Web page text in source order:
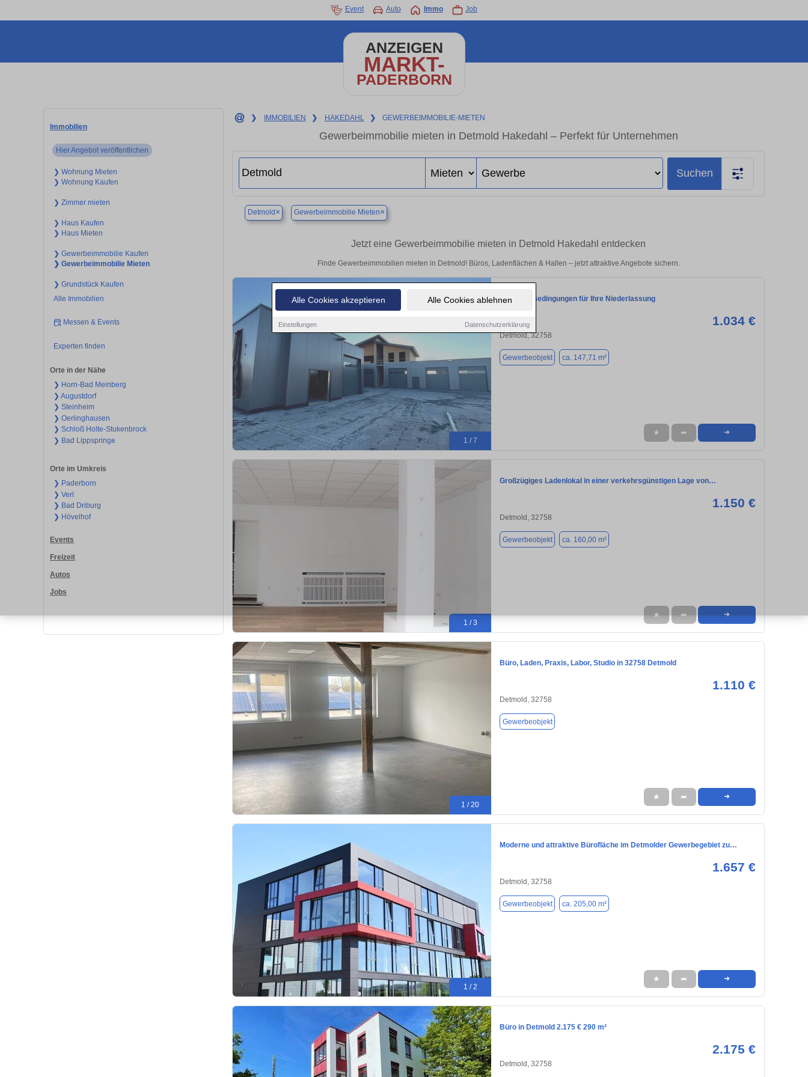
Alle Cookies akzeptieren Alle Cookies ablehnen
Einstellungen Datenschutzerklärung
Event Auto Immo Job
ANZEIGEN
MARKT-
PADERBORN
Immobilien
Hier Angebot veröffentlichen
❯ Wohnung Mieten
❯ Wohnung Kaufen
❯ Zimmer mieten
❯ Haus Kaufen
❯ Haus Mieten
❯ Gewerbeimmobilie Kaufen
❯ Gewerbeimmobilie Mieten
❯ Grundstück Kaufen
Alle Immobilien
Messen & Events
Experten finden
Orte in der Nähe
❯ Horn-Bad Meinberg
❯ Augustdorf
❯ Steinheim
❯ Oerlinghausen
❯ Schloß Holte-Stukenbrock
❯ Bad Lippspringe
Orte im Umkreis
❯ Paderborn
❯ Verl
❯ Bad Driburg
❯ Hövelhof
Events
Freizeit
Autos
Jobs
❯ IMMOBILIEN ❯ HAKEDAHL ❯ GEWERBEIMMOBILIE-MIETEN
Gewerbeimmobilie mieten in Detmold Hakedahl – Perfekt für Unternehmen
Suchen
Detmold × Gewerbeimmobilie Mieten×
Jetzt eine Gewerbeimmobilie mieten in Detmold Hakedahl entdecken
Finde Gewerbeimmobilien mieten in Detmold! Büros, Ladenflächen & Hallen – jetzt attraktive Angebote sichern.
1 / 7
Optimale Bedingungen für Ihre Niederlassung
1.034 €
Detmold, 32758
Gewerbeobjekt ca. 147,71 m²
★ ➦ ➜
1 / 3
Großzügiges Ladenlokal in einer verkehrsgünstigen Lage von…
1.150 €
Detmold, 32758
Gewerbeobjekt ca. 160,00 m²
★ ➦ ➜
1 / 20
Büro, Laden, Praxis, Labor, Studio in 32758 Detmold
1.110 €
Detmold, 32758
Gewerbeobjekt
★ ➦ ➜
1 / 2
Moderne und attraktive Bürofläche im Detmolder Gewerbegebiet zu…
1.657 €
Detmold, 32758
Gewerbeobjekt ca. 205,00 m²
★ ➦ ➜
Büro in Detmold 2.175 € 290 m²
2.175 €
Detmold, 32758